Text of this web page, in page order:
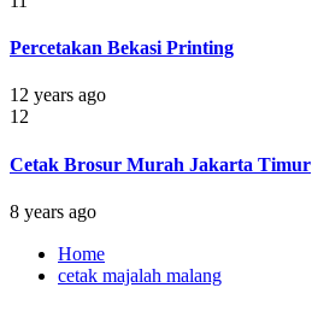
Percetakan Bekasi Printing
12 years ago
12
Cetak Brosur Murah Jakarta Timur
8 years ago
Home
cetak majalah malang